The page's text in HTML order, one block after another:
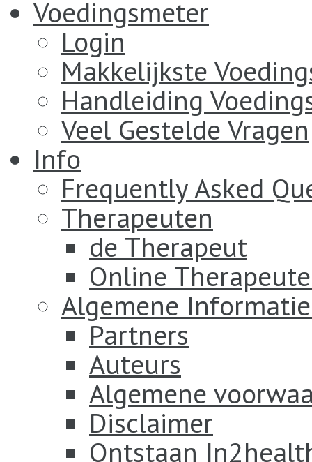
Voedingsmeter
Login
Makkelijkste
Handleiding
Veel Gestelde Vragen
Info
Frequently Asked
Therapeuten
de Therapeut
Online
Algemene
Partners
Auteurs
Algemene
Disclaimer
Ontstaan